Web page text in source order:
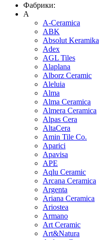
Фабрики:
A
A-Ceramica
ABK
Absolut Keramika
Adex
AGL Tiles
Alaplana
Alborz Ceramic
Aleluia
Alma
Alma Ceramica
Almera Ceramica
Alpas Cera
AltaCera
Amin Tile Co.
Aparici
Apavisa
APE
Aqlu Ceramic
Arcana Ceramica
Argenta
Ariana Ceramica
Ariostea
Armano
Art Ceramic
Art&Natura